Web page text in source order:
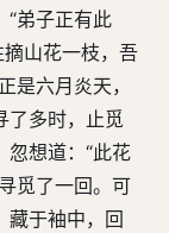
“弟子正有此
摘山花一枝，吾
是六月炎天，
了多时，止觅
忽想道：“此花
觅了一回。可
藏于袖中，回